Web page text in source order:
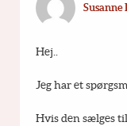
Susanne
Hej..
Jeg har et
Hvis den sælges